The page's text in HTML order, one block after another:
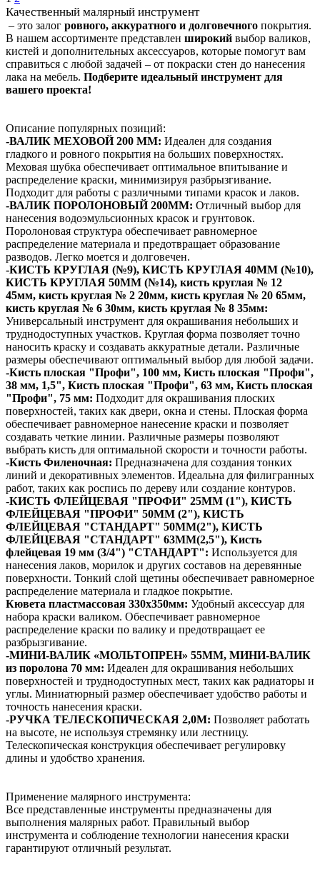
Качественный малярный инструмент
– это залог ровного, аккуратного и долговечного покрытия.
В нашем ассортименте представлен широкий выбор валиков,
кистей и дополнительных аксессуаров, которые помогут вам
справиться с любой задачей – от покраски стен до нанесения
лака на мебель. Подберите идеальный инструмент для
вашего проекта!
Описание популярных позиций:
-ВАЛИК МЕХОВОЙ 200 ММ: Идеален для создания
гладкого и ровного покрытия на больших поверхностях.
Меховая шубка обеспечивает оптимальное впитывание и
распределение краски, минимизируя разбрызгивание.
Подходит для работы с различными типами красок и лаков.
-ВАЛИК ПОРОЛОНОВЫЙ 200ММ: Отличный выбор для
нанесения водоэмульсионных красок и грунтовок.
Поролоновая структура обеспечивает равномерное
распределение материала и предотвращает образование
разводов. Легко моется и долговечен.
-КИСТЬ КРУГЛАЯ (№9), КИСТЬ КРУГЛАЯ 40ММ (№10),
КИСТЬ КРУГЛАЯ 50ММ (№14), кисть круглая № 12
45мм, кисть круглая № 2 20мм, кисть круглая № 20 65мм,
кисть круглая № 6 30мм, кисть круглая № 8 35мм:
Универсальный инструмент для окрашивания небольших и
труднодоступных участков. Круглая форма позволяет точно
наносить краску и создавать аккуратные детали. Различные
размеры обеспечивают оптимальный выбор для любой задачи.
-Кисть плоская "Профи", 100 мм, Кисть плоская "Профи",
38 мм, 1,5", Кисть плоская "Профи", 63 мм, Кисть плоская
"Профи", 75 мм: Подходит для окрашивания плоских
поверхностей, таких как двери, окна и стены. Плоская форма
обеспечивает равномерное нанесение краски и позволяет
создавать четкие линии. Различные размеры позволяют
выбрать кисть для оптимальной скорости и точности работы.
-Кисть Филеночная: Предназначена для создания тонких
линий и декоративных элементов. Идеальна для филигранных
работ, таких как роспись по дереву или создание контуров.
-КИСТЬ ФЛЕЙЦЕВАЯ "ПРОФИ" 25ММ (1"), КИСТЬ
ФЛЕЙЦЕВАЯ "ПРОФИ" 50ММ (2"), КИСТЬ
ФЛЕЙЦЕВАЯ "СТАНДАРТ" 50ММ(2"), КИСТЬ
ФЛЕЙЦЕВАЯ "СТАНДАРТ" 63ММ(2,5"), Кисть
флейцевая 19 мм (3/4") "СТАНДАРТ": Используется для
нанесения лаков, морилок и других составов на деревянные
поверхности. Тонкий слой щетины обеспечивает равномерное
распределение материала и гладкое покрытие.
Кювета пластмассовая 330х350мм: Удобный аксессуар для
набора краски валиком. Обеспечивает равномерное
распределение краски по валику и предотвращает ее
разбрызгивание.
-МИНИ-ВАЛИК «МОЛЬТОПРЕН» 55ММ, МИНИ-ВАЛИК
из поролона 70 мм: Идеален для окрашивания небольших
поверхностей и труднодоступных мест, таких как радиаторы и
углы. Миниатюрный размер обеспечивает удобство работы и
точность нанесения краски.
-РУЧКА ТЕЛЕСКОПИЧЕСКАЯ 2,0М: Позволяет работать
на высоте, не используя стремянку или лестницу.
Телескопическая конструкция обеспечивает регулировку
длины и удобство хранения.
Применение малярного инструмента:
Все представленные инструменты предназначены для
выполнения малярных работ. Правильный выбор
инструмента и соблюдение технологии нанесения краски
гарантируют отличный результат.